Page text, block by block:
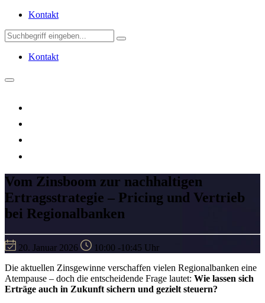
Kontakt
Kontakt
Vom Zinsboom zur nachhaltigen
Ertragsstrategie – Pricing und Vertrieb
bei Regionalbanken
20. Januar 2026
10:00 -10:45 Uhr
Die aktuellen Zinsgewinne verschaffen vielen Regionalbanken eine
Atempause – doch die entscheidende Frage lautet: Wie lassen sich
Erträge auch in Zukunft sichern und gezielt steuern?